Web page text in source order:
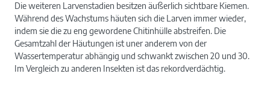
Die weiteren Larvenstadien besitzen äußerlich sichtbare Kiemen.
Während des Wachstums häuten sich die Larven immer wieder,
indem sie die zu eng gewordene Chitinhülle abstreifen. Die
Gesamtzahl der Häutungen ist uner anderem von der
Wassertemperatur abhängig und schwankt zwischen 20 und 30.
Im Vergleich zu anderen Insekten ist das rekordverdächtig.